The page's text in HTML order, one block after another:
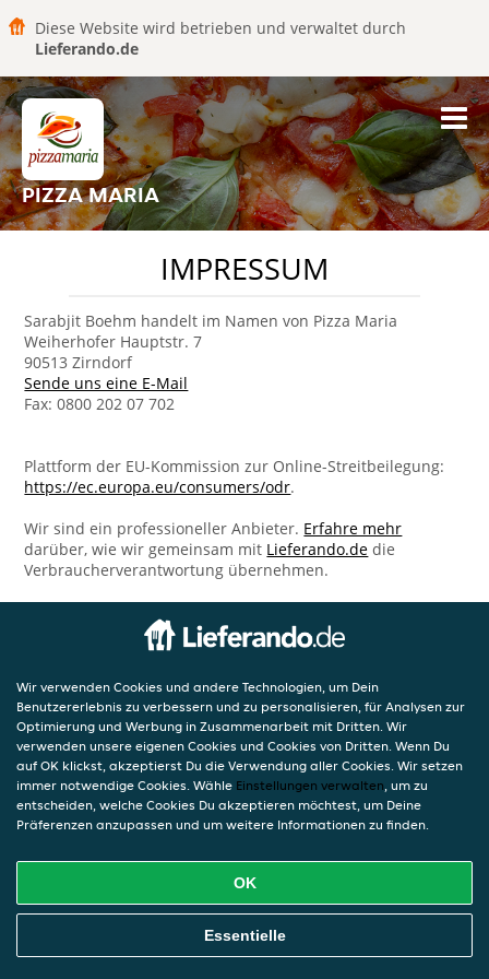
Diese Website wird betrieben und verwaltet durch
Lieferando.de
PIZZA MARIA
IMPRESSUM
Sarabjit Boehm handelt im Namen von Pizza Maria
Weiherhofer Hauptstr. 7
90513 Zirndorf
Sende uns eine E-Mail
Fax: 0800 202 07 702
Plattform der EU-Kommission zur Online-Streitbeilegung:
https://ec.europa.eu/consumers/odr.
Wir sind ein professioneller Anbieter. Erfahre mehr
darüber, wie wir gemeinsam mit Lieferando.de die
Verbraucherverantwortung übernehmen.
Wir verwenden Cookies und andere Technologien, um Dein
Benutzererlebnis zu verbessern und zu personalisieren, für Analysen zur
Optimierung und Werbung in Zusammenarbeit mit Dritten. Wir
verwenden unsere eigenen Cookies und Cookies von Dritten. Wenn Du
auf OK klickst, akzeptierst Du die Verwendung aller Cookies. Wir setzen
immer notwendige Cookies. Wähle Einstellungen verwalten, um zu
entscheiden, welche Cookies Du akzeptieren möchtest, um Deine
Präferenzen anzupassen und um weitere Informationen zu finden.
OK
Essentielle